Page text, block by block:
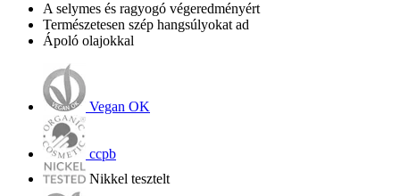
A selymes és ragyogó végeredményért
Természetesen szép hangsúlyokat ad
Ápoló olajokkal
Vegan OK
ccpb
Nikkel tesztelt